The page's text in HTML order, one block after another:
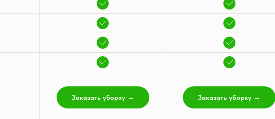
Заказать уборку → Заказать уборку →